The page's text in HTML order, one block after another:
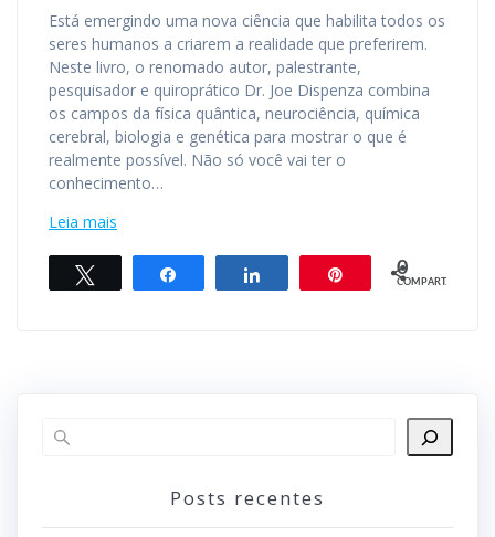
Está emergindo uma nova ciência que habilita todos os
seres humanos a criarem a realidade que preferirem.
Neste livro, o renomado autor, palestrante,
pesquisador e quiroprático Dr. Joe Dispenza combina
os campos da física quântica, neurociência, química
cerebral, biologia e genética para mostrar o que é
realmente possível. Não só você vai ter o
conhecimento…
Leia mais
Compartilhar Compartilhar 0
COMPART.
Posts recentes